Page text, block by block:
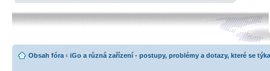
Obsah fóra ‹ iGo a různá zařízení - postupy, problémy a dotazy, které se